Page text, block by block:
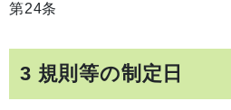
第24条
3 規則等の制定日